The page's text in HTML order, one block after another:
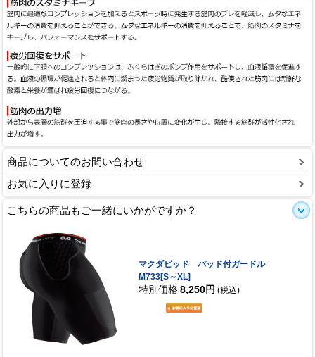
商品についてのお問い合わせ
お気に入りに登録
こちらの商品もご一緒にいかがですか？
マクダビッド パッド付ガードル
M733[S～XL]
特別価格 8,250円 (税込)